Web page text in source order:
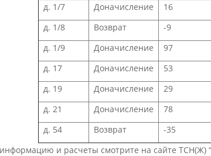
д. 1/7
Доначисление 16
д. 1/8
Возврат -9
д. 1/9
Доначисление 97
д. 17
Доначисление 53
д. 19
Доначисление 29
д. 21
Доначисление 78
д. 54
Возврат -35
и расчеты смотрите на сайте ТСН(Ж)